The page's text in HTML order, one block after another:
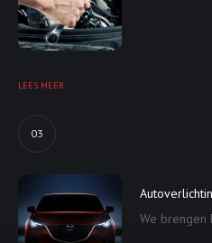
LEES MEER
03
We brengen